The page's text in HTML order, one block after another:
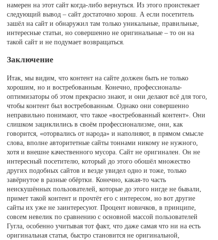
намерен на этот сайт когда-либо вернуться. Из этого проистекает
следующий вывод – сайт достаточно хорош. А если посетитель
зашёл на сайт и обнаружил там только уникальные, правильные,
интересные статьи, но совершенно не оригинальные – то он на
такой сайт и не подумает возвращаться.
Заключение
Итак, мы видим, что контент на сайте должен быть не только
хорошим, но и востребованным. Конечно, профессионалы-
оптимизаторы об этом прекрасно знают, и они делают всё для того,
чтобы контент был востребованным. Однако они совершенно
неправильно понимают, что такое «востребованный контент». Они
слишком зациклились в своём профессионализме, они, как
говорится, «оторвались от народа» и наполняют, в прямом смысле
слова, вполне авторитетные сайты тоннами никому не нужного,
хотя и внешне качественного мусора. Сайт не оригинален. Он не
интересный посетителю, который до этого обошёл множество
других подобных сайтов и везде увидел одно и тоже, только
завёрнутое в разные обёртки. Конечно, какая-то часть
неискушённых пользователей, которые до этого нигде не бывали,
примет такой контент и прочтёт его с интересом, но вот другие
сайты их уже не заинтересуют. Процент новичков, в принципе,
совсем невелик по сравнению с основной массой пользователей
Гугла, особенно учитывая тот факт, что даже самая что ни на есть
оригинальная статья, быстро становится не оригинальной,